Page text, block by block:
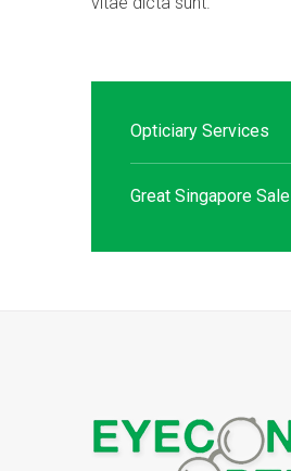
Opticiary Services
Great Singapore Sale